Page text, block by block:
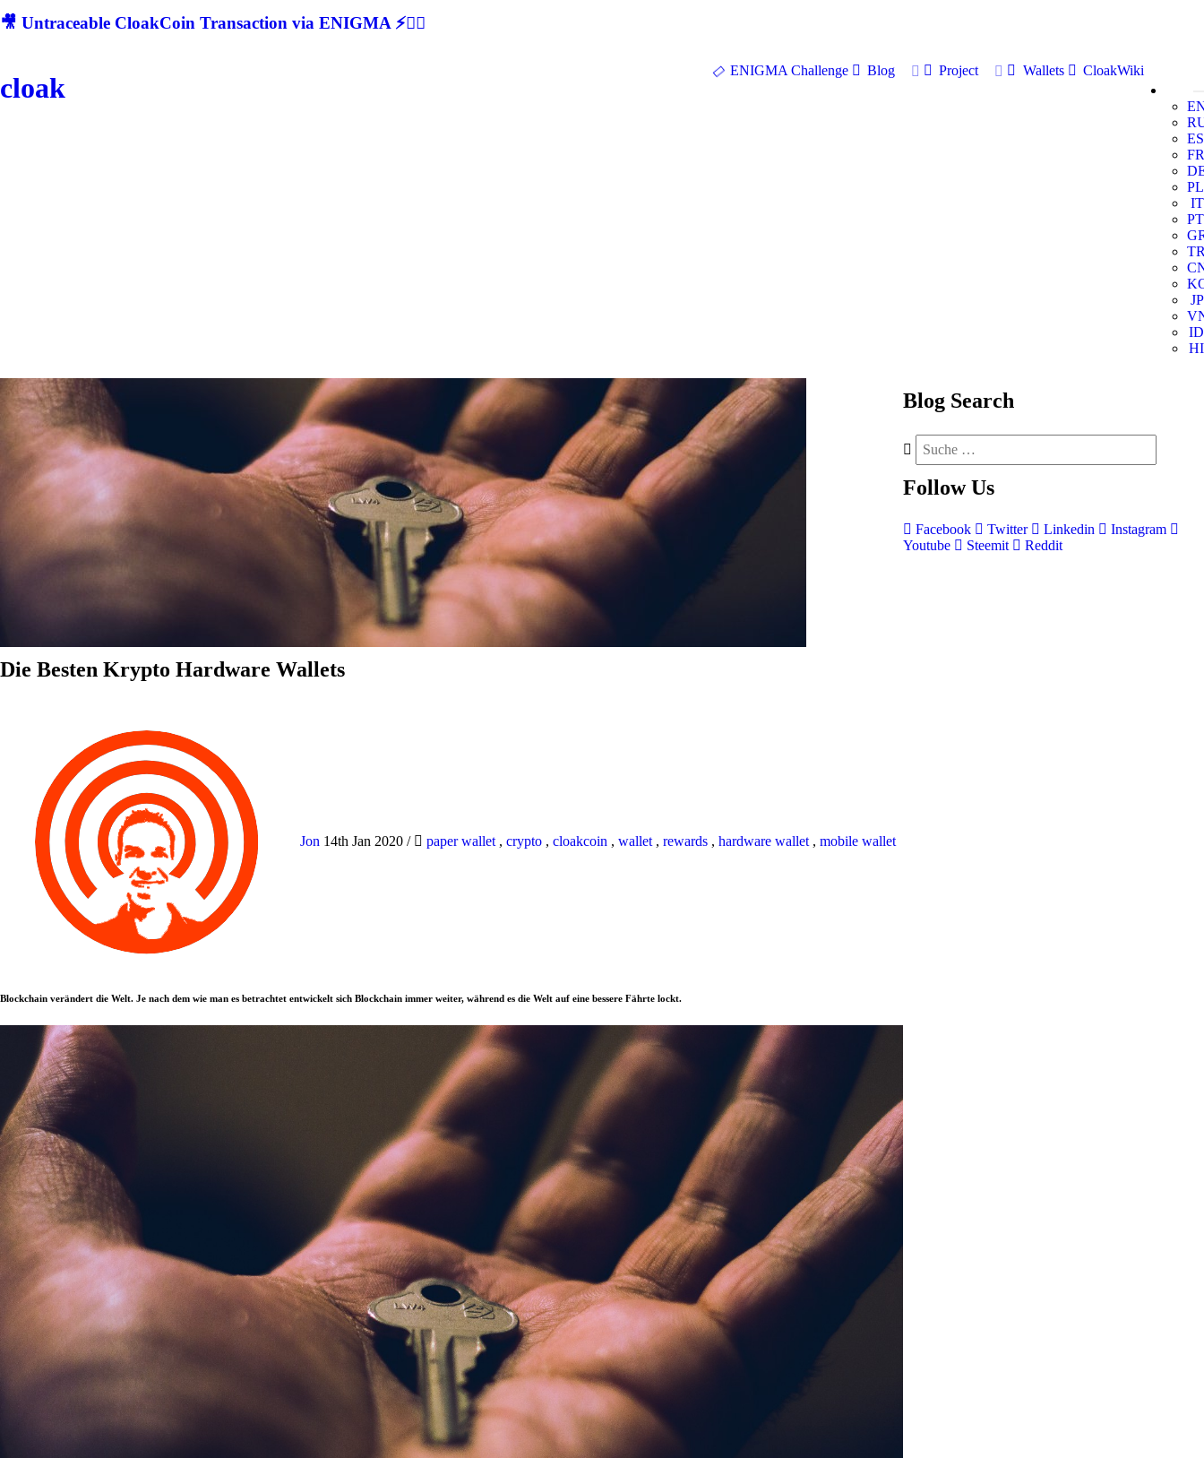
🎥 Untraceable CloakCoin Transaction via ENIGMA ⚡🕵‍♂
cloak
ENIGMA Challenge Blog Project Wallets
CloakWiki
ES
FR
PL
IT
PT
JP
ID
HI
Die Besten Krypto Hardware Wallets
Jon 14th Jan 2020 / paper wallet , crypto , cloakcoin , wallet , rewards , hardware wallet , mobile wallet
Blockchain verändert die Welt. Je nach dem wie man es betrachtet entwickelt sich Blockchain immer weiter, während es die Welt auf eine bessere Fährte lockt.
Blog Search
Follow Us
Facebook Twitter Linkedin
Instagram
Youtube
Steemit Reddit